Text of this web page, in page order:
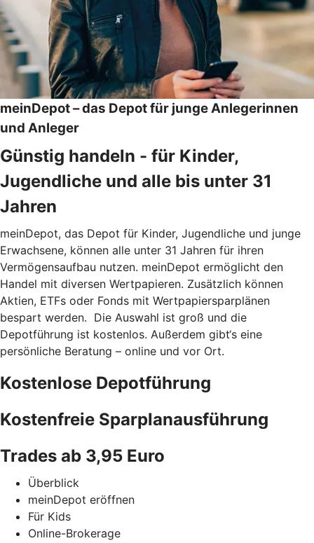
meinDepot – das Depot für junge Anlegerinnen
und Anleger
Günstig handeln - für Kinder,
Jugendliche und alle bis unter 31
Jahren
meinDepot, das Depot für Kinder, Jugendliche und junge
Erwachsene, können alle unter 31 Jahren für ihren
Vermögensaufbau nutzen. meinDepot ermöglicht den
Handel mit diversen Wertpapieren. Zusätzlich können
Aktien, ETFs oder Fonds mit Wertpapiersparplänen
bespart werden. Die Auswahl ist groß und die
Depotführung ist kostenlos. Außerdem gibt‘s eine
persönliche Beratung – online und vor Ort.
Kostenlose Depotführung
Kostenfreie Sparplanausführung
Trades ab 3,95 Euro
Überblick
meinDepot eröffnen
Für Kids
Online-Brokerage